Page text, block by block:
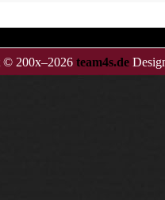
© 200x–2026 team4s.de